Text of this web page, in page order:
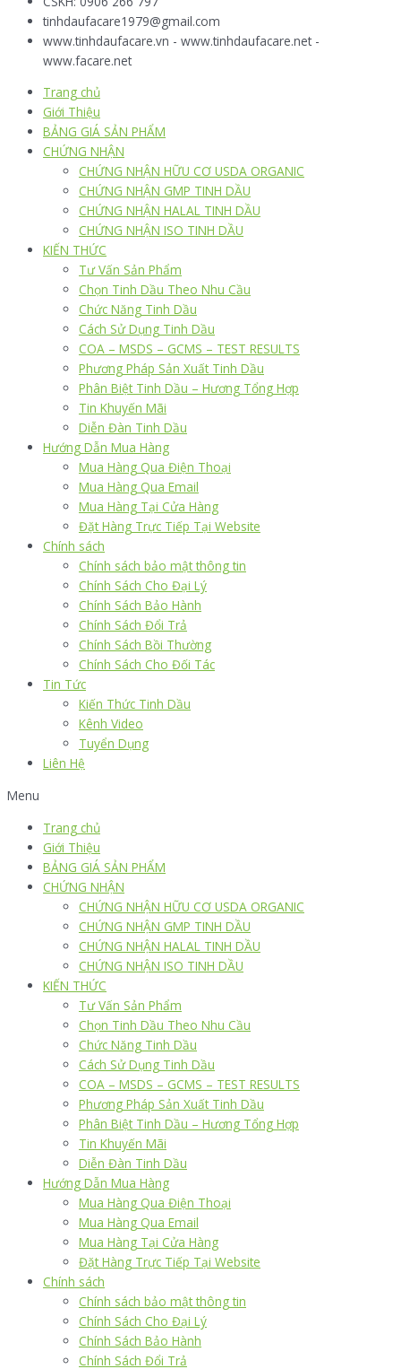
tinhdaufacare1979@gmail.com
www.tinhdaufacare.vn - www.tinhdaufacare.net -
www.facare.net
Trang chủ
Giới Thiệu
BẢNG GIÁ SẢN PHẨM
CHỨNG NHẬN
CHỨNG NHẬN HỮU CƠ USDA ORGANIC
CHỨNG NHẬN GMP TINH DẦU
CHỨNG NHẬN HALAL TINH DẦU
CHỨNG NHẬN ISO TINH DẦU
KIẾN THỨC
Tư Vấn Sản Phẩm
Chọn Tinh Dầu Theo Nhu Cầu
Chức Năng Tinh Dầu
Cách Sử Dụng Tinh Dầu
COA – MSDS – GCMS – TEST RESULTS
Phương Pháp Sản Xuất Tinh Dầu
Phân Biệt Tinh Dầu – Hương Tổng Hợp
Tin Khuyến Mãi
Diễn Đàn Tinh Dầu
Hướng Dẫn Mua Hàng
Mua Hàng Qua Điện Thoại
Mua Hàng Qua Email
Mua Hàng Tại Cửa Hàng
Đặt Hàng Trực Tiếp Tại Website
Chính sách
Chính sách bảo mật thông tin
Chính Sách Cho Đại Lý
Chính Sách Bảo Hành
Chính Sách Đổi Trả
Chính Sách Bồi Thường
Chính Sách Cho Đối Tác
Tin Tức
Kiến Thức Tinh Dầu
Kênh Video
Tuyển Dụng
Liên Hệ
Menu
Trang chủ
Giới Thiệu
BẢNG GIÁ SẢN PHẨM
CHỨNG NHẬN
CHỨNG NHẬN HỮU CƠ USDA ORGANIC
CHỨNG NHẬN GMP TINH DẦU
CHỨNG NHẬN HALAL TINH DẦU
CHỨNG NHẬN ISO TINH DẦU
KIẾN THỨC
Tư Vấn Sản Phẩm
Chọn Tinh Dầu Theo Nhu Cầu
Chức Năng Tinh Dầu
Cách Sử Dụng Tinh Dầu
COA – MSDS – GCMS – TEST RESULTS
Phương Pháp Sản Xuất Tinh Dầu
Phân Biệt Tinh Dầu – Hương Tổng Hợp
Tin Khuyến Mãi
Diễn Đàn Tinh Dầu
Hướng Dẫn Mua Hàng
Mua Hàng Qua Điện Thoại
Mua Hàng Qua Email
Mua Hàng Tại Cửa Hàng
Đặt Hàng Trực Tiếp Tại Website
Chính sách
Chính sách bảo mật thông tin
Chính Sách Cho Đại Lý
Chính Sách Bảo Hành
Chính Sách Đổi Trả